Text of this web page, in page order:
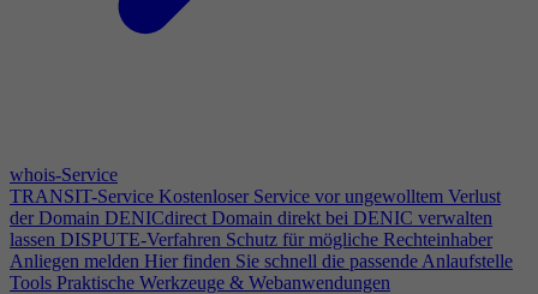
whois-Service
TRANSIT-Service Kostenloser Service vor ungewolltem Verlust
der Domain DENICdirect Domain direkt bei DENIC verwalten
lassen DISPUTE-Verfahren Schutz für mögliche Rechteinhaber
Anliegen melden Hier finden Sie schnell die passende Anlaufstelle
Tools Praktische Werkzeuge & Webanwendungen